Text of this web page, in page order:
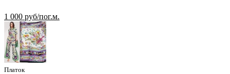
1 000 руб/пог.м.
Платок